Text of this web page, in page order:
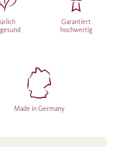
Garantiert
hochwertig
Made in Germany